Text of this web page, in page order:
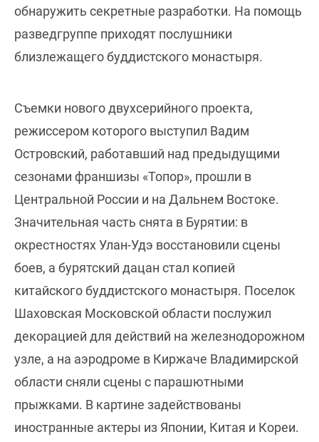
обнаружить секретные разработки. На помощь
разведгруппе приходят послушники
близлежащего буддистского монастыря.
Съемки нового двухсерийного проекта,
режиссером которого выступил Вадим
Островский, работавший над предыдущими
сезонами франшизы «Топор», прошли в
Центральной России и на Дальнем Востоке.
Значительная часть снята в Бурятии: в
окрестностях Улан-Удэ восстановили сцены
боев, а бурятский дацан стал копией
китайского буддистского монастыря. Поселок
Шаховская Московской области послужил
декорацией для действий на железнодорожном
узле, а на аэродроме в Киржаче Владимирской
области сняли сцены с парашютными
прыжками. В картине задействованы
иностранные актеры из Японии, Китая и Кореи.